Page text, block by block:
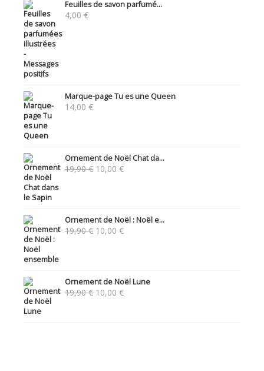
Feuilles de savon parfumé...
4,00 €
Marque-page Tu es une Queen
14,00 €
Ornement de Noël Chat da...
19,90€ Le
10,00 €Le
Ornement de Noël : Noël e...
19,90€ Le
10,00 €Le
Ornement de Noël Lune
19,90€ Le
10,00 €Le